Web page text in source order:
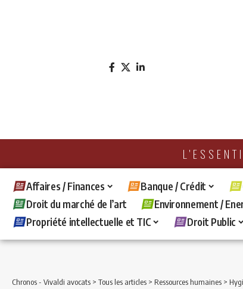
Affaires / Finances Banque / Crédit
Droit du marché de l’art
Environnement /
Propriété intellectuelle et TIC
Droit Public
Chronos - Vivaldi avocats > Tous les articles > Ressources humaines >